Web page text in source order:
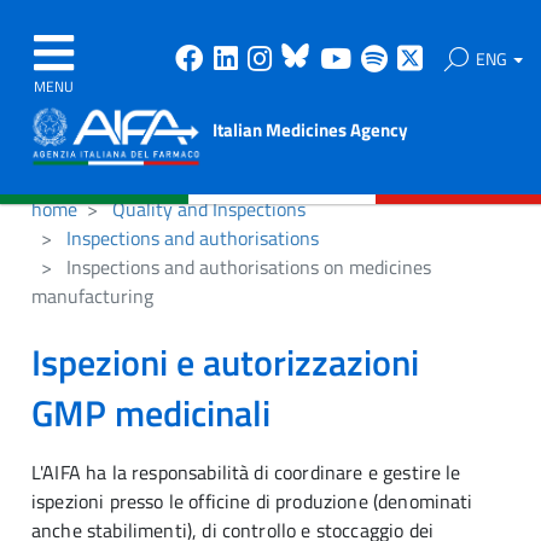
MENU
Facebook
Linkedin
Instagram
Bluesky
Youtube
Spotify ENG
Italian Medicines Agency
home
Quality and Inspections
Inspections and authorisations
Inspections and authorisations on medicines
manufacturing
Ispezioni e autorizzazioni
GMP medicinali
L'AIFA ha la responsabilità di coordinare e gestire le
ispezioni presso le officine di produzione (denominati
anche stabilimenti), di controllo e stoccaggio dei